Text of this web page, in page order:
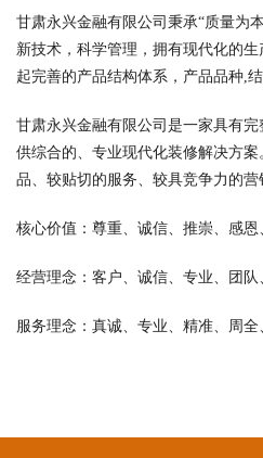
甘肃永兴金融有限公司秉承“质量为
新技术，科学管理，拥有现代化的
起完善的产品结构体系，产品品种,
甘肃永兴金融有限公司是一家具有
供综合的、专业现代化装修解决方
品、较贴切的服务、较具竞争力的营
核心价值：尊重、诚信、推崇、感恩
经营理念：客户、诚信、专业、团队
服务理念：真诚、专业、精准、周全